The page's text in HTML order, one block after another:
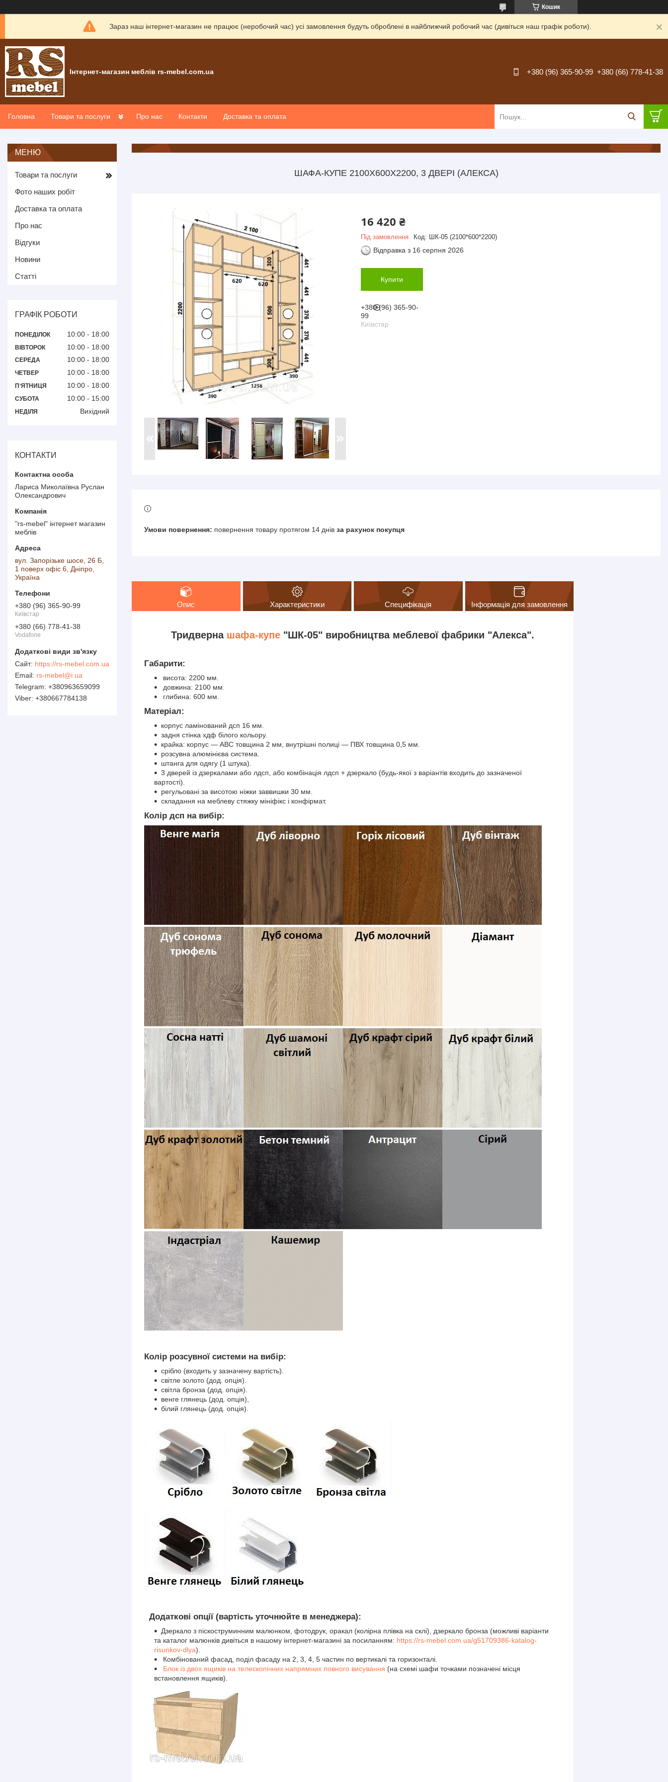
Кошик
Зараз наш інтернет-магазин не працює (неробочий час) усі замовлення будуть оброблені в найближчий робочий час (дивіться наш графік роботи).
Інтернет-магазин меблів rs-mebel.com.ua +380 (96) 365-90-99 +380 (66) 778-41-38
Головна Товари та послуги Про нас Контакти Доставка та оплата
ШАФА-КУПЕ 2100Х600Х2200, 3 ДВЕРІ (АЛЕКСА)
16 420 ₴
Під замовлення Код: ШК-05 (2100*600*2200)
Відправка з 16 серпня 2026
Купити
+380 (96) 365-90-
99
Київстар
повернення товару протягом 14 днів за рахунок покупця
Опис Характеристики Специфікація Інформація для замовлення
Тридверна шафа-купе "ШК-05" виробництва меблевої фабрики "Алекса".
Габарити:
висота: 2200 мм.
довжина: 2100 мм.
глибина: 600 мм.
Матеріал:
корпус ламінований дсп 16 мм.
задня стінка хдф білого кольору.
крайка: корпус — АВС товщина 2 мм, внутрішні полиці — ПВХ товщина 0,5 мм.
розсувна алюмінієва система.
штанга для одягу (1 штука).
3 дверей із дзеркалами або лдсп, або комбінація лдсп + дзеркало (будь-якої з варіантів входить до зазначеної
вартості).
регульовані за висотою ніжки заввишки 30 мм.
складання на меблеву стяжку мініфікс і конфірмат.
Колір дсп на вибір:
Колір розсувної системи на вибір:
срібло (входить у зазначену вартість).
світле золото (дод. опція).
світла бронза (дод. опція).
венге глянець (дод. опція),
білий глянець (дод. опція).
Додаткові опції (вартість уточнюйте в менеджера):
Дзеркало з піскоструминним малюнком, фотодрук, оракал (колірна плівка на склі), дзеркало бронза (можливі варіанти
та каталог малюнків дивіться в нашому інтернет-магазині за посиланням: https://rs-mebel.com.ua/g51709386-katalog-
risunkov-dlya).
Комбінований фасад, поділ фасаду на 2, 3, 4, 5 частин по вертикалі та горизонталі.
Блок із двох ящиків на телескопічних напрямних повного висування (на схемі шафи точками позначені місця
встановлення ящиків).
Товари та послуги
Фото наших робіт
Доставка та оплата
Про нас
Відгуки
Новини
Статті
ГРАФІК РОБОТИ
ПОНЕДІЛОК 10:00 18:00
ВІВТОРОК 10:00 18:00
СЕРЕДА 10:00 18:00
ЧЕТВЕР 10:00 18:00
ПʼЯТНИЦЯ 10:00 18:00
СУБОТА 10:00 15:00
НЕДІЛЯ Вихідний
КОНТАКТИ
Лариса Миколаївна Руслан
Олександрович
"rs-mebel" інтернет магазин
меблів
вул. Запорізьке шосе, 26 Б,
1 поверх офіс 6, Дніпро,
Україна
+380 (96) 365-90-99
Київстар
+380 (66) 778-41-38
Vodafone
https://rs-mebel.com.ua
rs-mebel@i.ua
+380963659099
+380667784138